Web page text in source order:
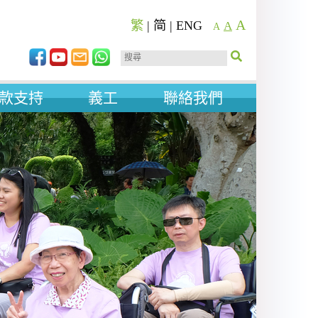
繁 | 简 | ENG A A A
支持 義工 聯絡我們